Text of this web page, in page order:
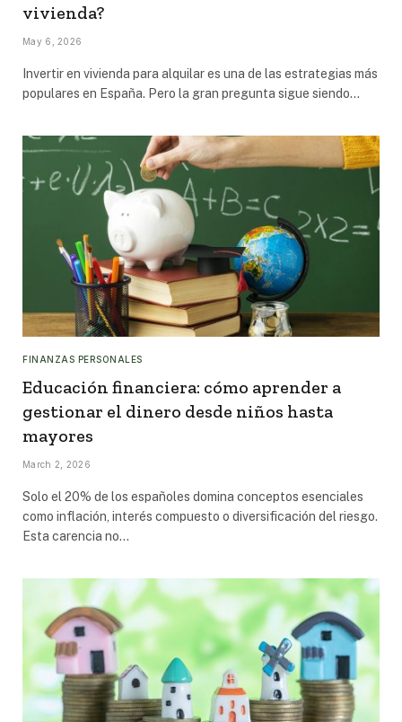
vivienda?
May 6, 2026
Invertir en vivienda para alquilar es una de las estrategias más
populares en España. Pero la gran pregunta sigue siendo…
FINANZAS PERSONALES
Educación financiera: cómo aprender a
gestionar el dinero desde niños hasta
mayores
March 2, 2026
Solo el 20% de los españoles domina conceptos esenciales
como inflación, interés compuesto o diversificación del riesgo.
Esta carencia no…